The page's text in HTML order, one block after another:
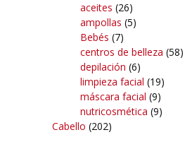
aceites (26)
ampollas (5)
Bebés (7)
centros de belleza (58)
depilación (6)
limpieza facial (19)
máscara facial (9)
nutricosmética (9)
Cabello (202)